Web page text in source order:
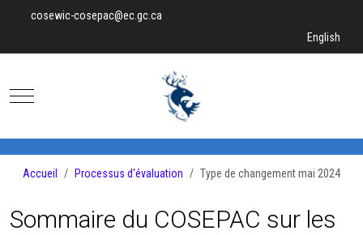
cosewic-cosepac@ec.gc.ca
Sélectionnez
English
Mobile Menu Toggle
Accueil Processus d'évaluation Type de changement mai 2024
Sommaire du COSEPAC sur les